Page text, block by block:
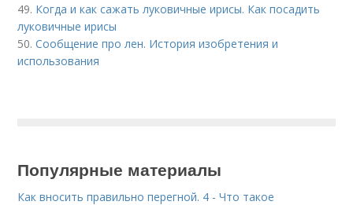
49. Когда и как сажать луковичные ирисы. Как посадить
луковичные ирисы
50.Сообщение про лен. История изобретения и
использования
Популярные материалы
Как вносить правильно перегной. 4 - Что такое